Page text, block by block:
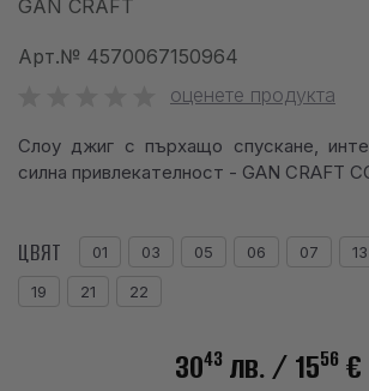
GAN CRAFT
Арт.№ 4570067150964
оценете продукта
Слоу джиг с пърхащо спускане,
силна привлекателност - GAN CRAFT
ЦВЯТ 01 03 05 06 07 13
19 21 22
3043 лв./ 1556 €